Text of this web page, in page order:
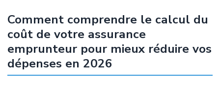
Comment comprendre le calcul du
coût de votre assurance
emprunteur pour mieux réduire vos
dépenses en 2026